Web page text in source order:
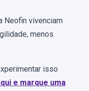
Neofin vivenciam
menos
isso
e marque uma